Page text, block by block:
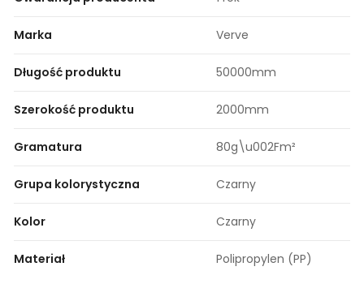
Marka Verve
Długość produktu 50000mm
Szerokość produktu 2000mm
Gramatura 80g\u002Fm²
Grupa kolorystyczna Czarny
Kolor Czarny
Materiał Polipropylen (PP)